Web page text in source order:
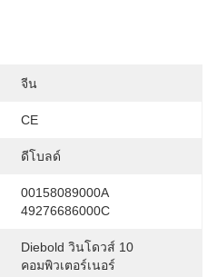
จีน
CE
ดีโบลด์
00158089000A
49276686000C
Diebold วินโดวส์ 10
คอมพิวเตอร์เนอร์